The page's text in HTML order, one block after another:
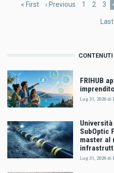
Prima
« First
Pagina
‹ Previous Pagina
1 Pagina
2 3
FRIHUB
Lug 31, 2026di
SubOptic
master al
Lug 31, 2026di